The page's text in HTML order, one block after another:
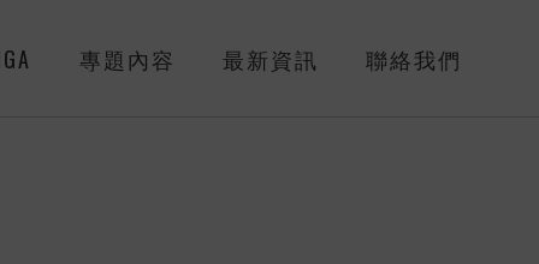
專題內容 最新資訊 聯絡我們